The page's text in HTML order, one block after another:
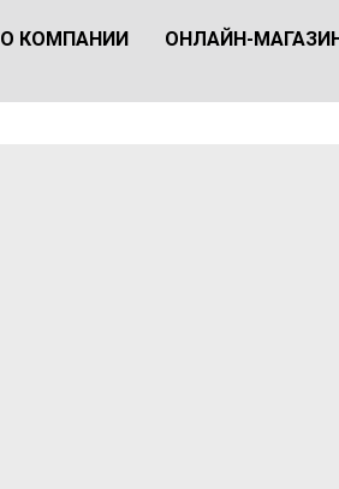
О КОМПАНИИ ОНЛАЙН-